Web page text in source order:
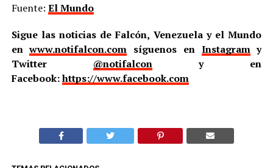
Fuente: El Mundo
Sigue las noticias de Falcón, Venezuela y el Mundo
enwww.notifalcon.com síguenos en Instagramy
Twitter @notifalcony en
Facebook:https://www.facebook.com